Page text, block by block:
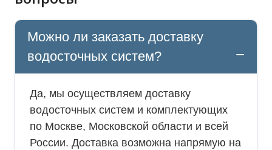
Можно ли заказать доставку
водосточных систем?
Да, мы осуществляем доставку
водосточных систем и комплектующих
по Москве, Московской области и всей
России. Доставка возможна напрямую на